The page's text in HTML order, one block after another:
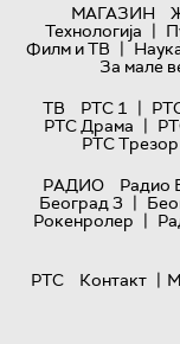
МАГАЗИН
Технологијa |
Филм и ТВ |
За мале
ТВ
РТС 1 |
РТС Драма |
РТС Трезор
РАДИО
Радио
Београд 3 |
Рокенролер |
РТС
Контакт |